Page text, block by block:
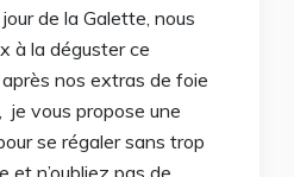
de la Galette, nous
à la déguster ce
nos extras de foie
je vous propose une
se régaler sans trop
et n’oubliez pas de